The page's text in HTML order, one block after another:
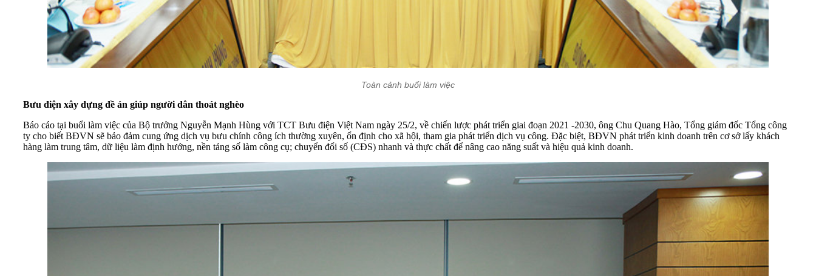
Toàn cảnh buổi làm việc
Bưu điện xây dựng đề án giúp người dân thoát nghèo
Báo cáo tại buổi làm việc của Bộ trưởng Nguyễn Mạnh Hùng với TCT Bưu điện Việt Nam ngày 25/2, về chiến lược phát triển giai đoạn 2021 -2030, ông Chu Quang Hào, Tổng giám đốc Tổng công
ty cho biết BĐVN sẽ bảo đảm cung ứng dịch vụ bưu chính công ích thường xuyên, ổn định cho xã hội, tham gia phát triển dịch vụ công. Đặc biệt, BĐVN phát triển kinh doanh trên cơ sở lấy khách
hàng làm trung tâm, dữ liệu làm định hướng, nền tảng số làm công cụ; chuyển đổi số (CĐS) nhanh và thực chất để nâng cao năng suất và hiệu quả kinh doanh.